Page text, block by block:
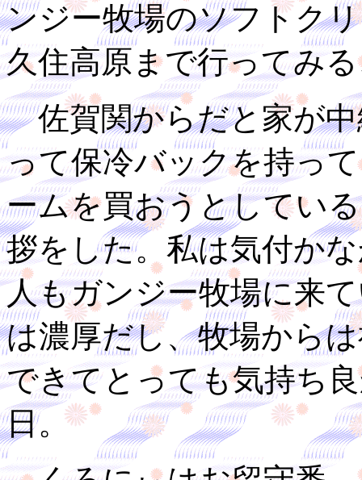
ンジー牧場のソフトク
久住高原まで行ってみ
佐賀関からだと家が中
って保冷バックを持っ
ームを買おうとしてい
拶をした。私は気付か
人もガンジー牧場に来
は濃厚だし、牧場から
できてとっても気持ち
日。